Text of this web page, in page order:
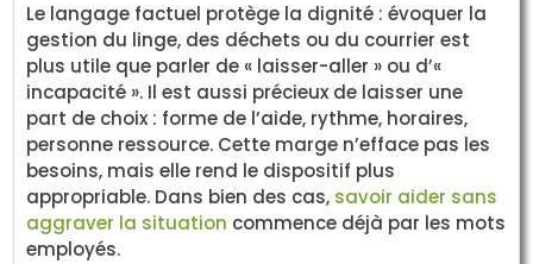
Le langage factuel protège la dignité : évoquer la
gestion du linge, des déchets ou du courrier est
plus utile que parler de « laisser-aller » ou d’«
incapacité ». Il est aussi précieux de laisser une
part de choix : forme de l’aide, rythme, horaires,
personne ressource. Cette marge n’efface pas les
besoins, mais elle rend le dispositif plus
appropriable. Dans bien des cas, savoir aider sans
aggraver la situation commence déjà par les mots
employés.